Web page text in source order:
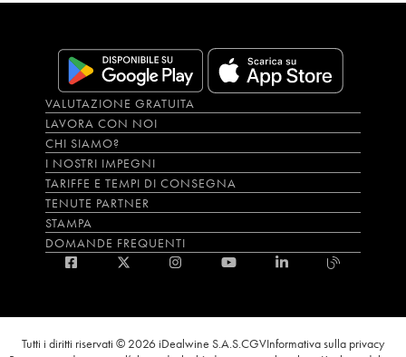
VALUTAZIONE GRATUITA
LAVORA CON NOI
CHI SIAMO?
I NOSTRI IMPEGNI
TARIFFE E TEMPI DI CONSEGNA
TENUTE PARTNER
STAMPA
DOMANDE FREQUENTI
Tutti i diritti riservati © 2026 iDealwine S.A.S.CGVInformativa sulla privacy